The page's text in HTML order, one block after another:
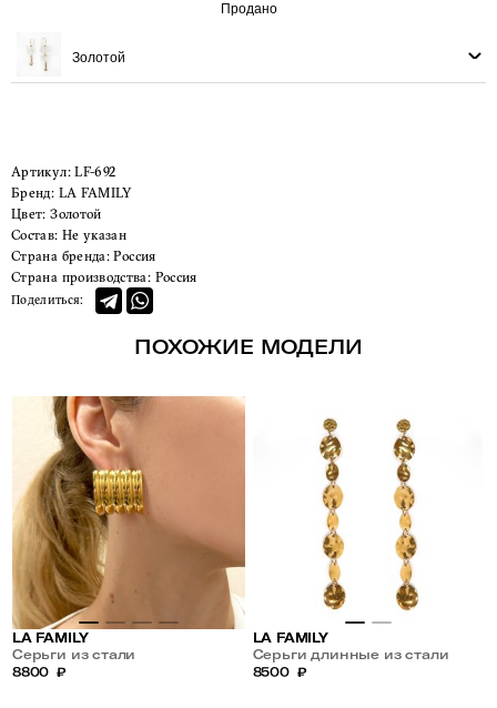
Продано
Золотой
Артикул:LF-692
Бренд:
LA FAMILY
Цвет:
Золотой
Состав: Не указан
Страна бренда: Россия
Страна производства: Россия
Поделиться:
ПОХОЖИЕ МОДЕЛИ
LA FAMILY
Серьги из стали
8800 ₽
LA FAMILY
Серьги длинные из стали
8500 ₽